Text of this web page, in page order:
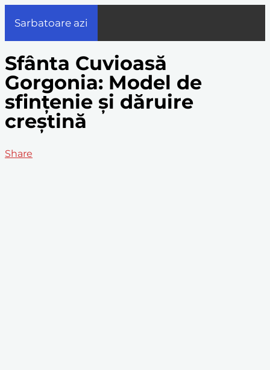
Sarbatoare azi
Sfânta Cuvioasă
Gorgonia: Model de
sfințenie și dăruire
creștină
Share